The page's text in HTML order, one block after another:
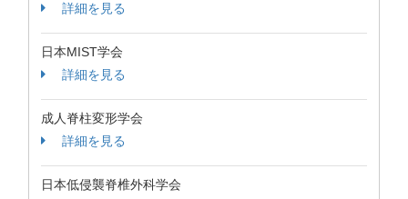
詳細を見る
日本MIST学会
詳細を見る
成人脊柱変形学会
詳細を見る
日本低侵襲脊椎外科学会